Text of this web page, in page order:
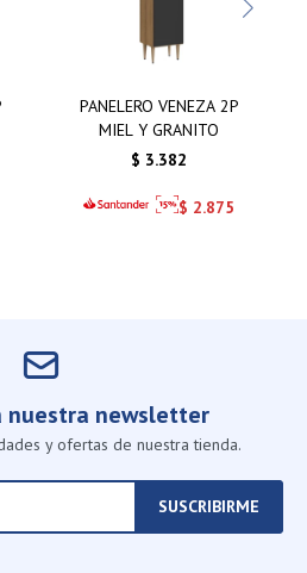
PANELERO VENEZA 2P
MIEL Y GRANITO
$ 3.382
$ 2.875
nuestra newsletter
y ofertas de nuestra tienda.
SUSCRIBIRME